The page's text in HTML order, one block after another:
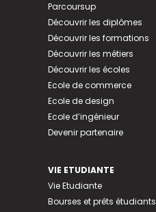
Parcoursup
Découvrir les diplômes
Découvrir les formations
Découvrir les métiers
Découvrir les écoles
Ecole de commerce
Ecole de design
Ecole d’ingénieur
Devenir partenaire
VIE ETUDIANTE
Vie Etudiante
Bourses et prêts étudiants